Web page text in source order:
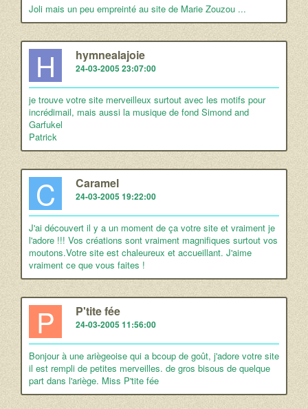
Joli mais un peu empreinté au site de Marie Zouzou ...
H hymnealajoie
24-03-2005 23:07:00
je trouve votre site merveilleux surtout avec les motifs pour
incrédimail, mais aussi la musique de fond Simond and
Garfukel
Patrick
C Caramel
24-03-2005 19:22:00
J'ai découvert il y a un moment de ça votre site et vraiment je
l'adore !!! Vos créations sont vraiment magnifiques surtout vos
moutons.Votre site est chaleureux et accueillant. J'aime
vraiment ce que vous faites !
P P'tite fée
24-03-2005 11:56:00
Bonjour à une ariègeoise qui a bcoup de goût, j'adore votre site
il est rempli de petites merveilles. de gros bisous de quelque
part dans l'ariège. Miss P'tite fée